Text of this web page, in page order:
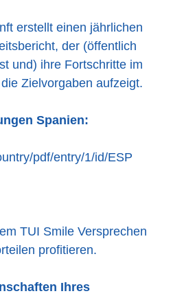
erstellt einen jährlichen
der (öffentlich
und) ihre Fortschritte im
Zielvorgaben aufzeigt.
Spanien:
pdf/entry/1/id/ESP
TUI Smile Versprechen
profitieren.
Ihres